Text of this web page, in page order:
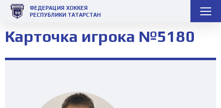
ФЕДЕРАЦИЯ ХОККЕЯ
РЕСПУБЛИКИ ТАТАРСТАН
Карточка игрока №5180